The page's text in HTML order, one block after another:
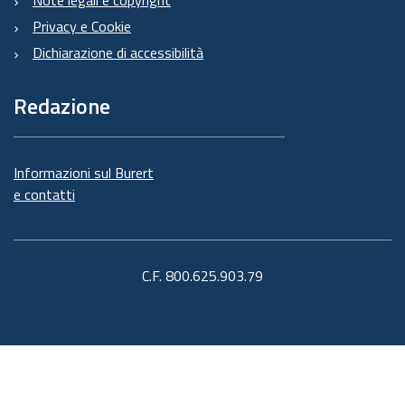
Privacy e Cookie
Dichiarazione di accessibilità
Redazione
Informazioni sul Burert
e contatti
C.F. 800.625.903.79